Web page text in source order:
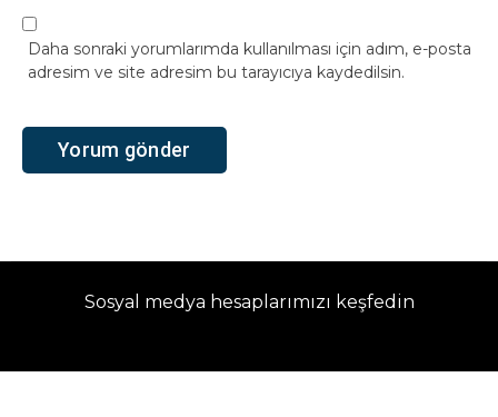
Daha sonraki yorumlarımda kullanılması için adım, e-posta
adresim ve site adresim bu tarayıcıya kaydedilsin.
Sosyal medya hesaplarımızı keşfedin